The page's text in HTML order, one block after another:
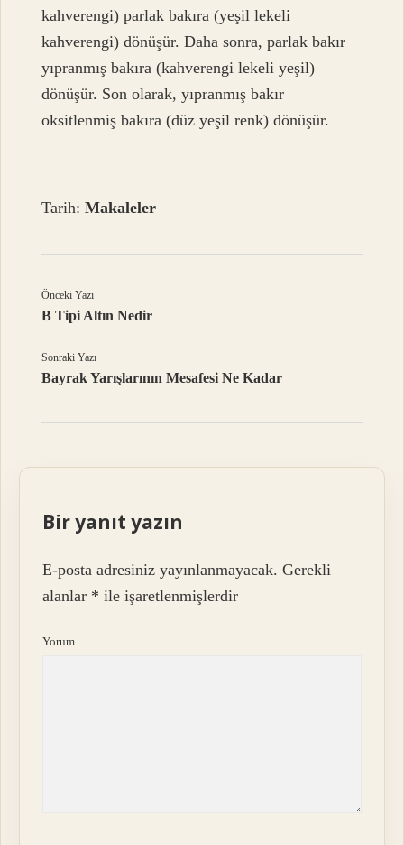
kahverengi) parlak bakıra (yeşil lekeli
kahverengi) dönüşür. Daha sonra, parlak bakır
yıpranmış bakıra (kahverengi lekeli yeşil)
dönüşür. Son olarak, yıpranmış bakır
oksitlenmiş bakıra (düz yeşil renk) dönüşür.
Tarih:Makaleler
Önceki Yazı
B Tipi Altın Nedir
Sonraki Yazı
Bayrak Yarışlarının Mesafesi Ne Kadar
Bir yanıt yazın
E-posta adresiniz yayınlanmayacak. Gerekli
alanlar * ile işaretlenmişlerdir
Yorum